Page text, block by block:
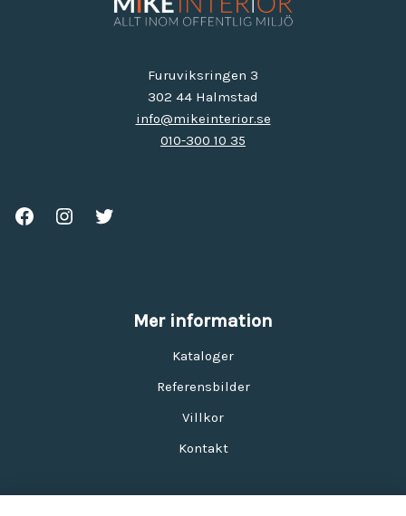
Furuviksringen 3
302 44 Halmstad
info@mikeinterior.se
010-300 10 35
Mer information
Kataloger
Referensbilder
Villkor
Kontakt